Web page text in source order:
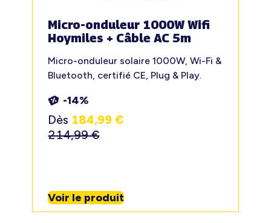
Micro-onduleur 1000W Wifi
Hoymiles + Câble AC 5m
Micro-onduleur solaire 1000W, Wi-Fi &
Bluetooth, certifié CE, Plug & Play.
-14%
Dès 184,99€
214,99€
Voir le produit